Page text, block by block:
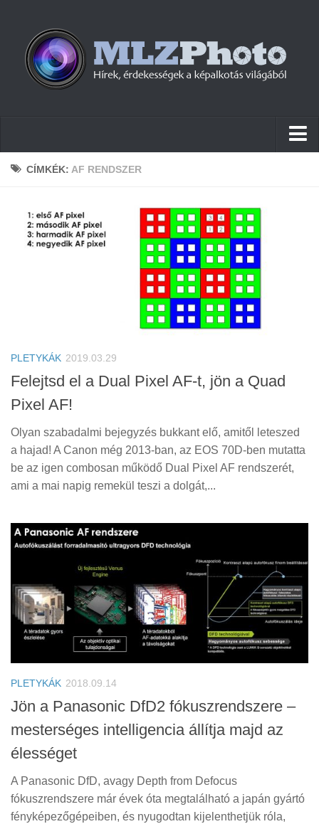
Hírek
Cikkek
Szoftver
Érdekességek
Helyszíni Riport
E-BB
CÍMKÉK: AF RENDSZER
PLETYKÁK 2019.03.29
Felejtsd el a Dual Pixel AF-t, jön a Quad
Pixel AF!
Olyan szabadalmi bejegyzés bukkant elő, amitől leteszed
a hajad! A Canon még 2013-ban, az EOS 70D-ben mutatta
be az igen combosan működő Dual Pixel AF rendszerét,
ami a mai napig remekül teszi a dolgát,...
PLETYKÁK 2018.09.14
Jön a Panasonic DfD2 fókuszrendszere –
mesterséges intelligencia állítja majd az
élességet
A Panasonic DfD, avagy Depth from Defocus
fókuszrendszere már évek óta megtalálható a japán gyártó
fényképezőgépeiben, és nyugodtan kijelenthetjük róla,